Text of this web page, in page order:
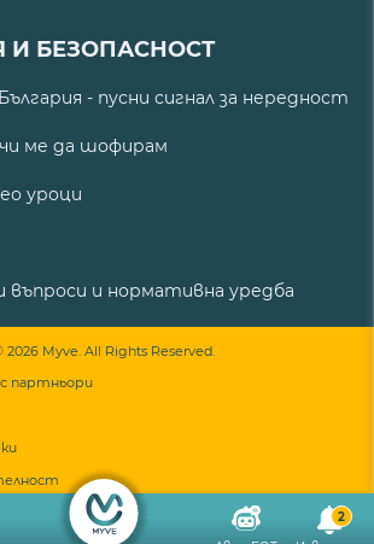
2
И БЕЗОПАСНОСТ
- пусни сигнал за нередност
ме да шофирам
уроци
въпроси и нормативна уредба
2026 Myve. All Rights Reserved.
партньори